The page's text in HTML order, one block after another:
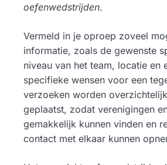
oefenwedstrijden.
Vermeld in je oproep zoveel
informatie, zoals de gewenste
niveau van het team, locatie en
specifieke wensen voor een
verzoeken worden
geplaatst, zodat verenigingen
gemakkelijk kunnen vinden en
contact met elkaar kunnen